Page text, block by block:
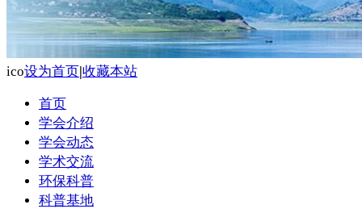
ico设为首页|收藏本站
首页
学会介绍
学会动态
学术交流
环保科普
科普基地